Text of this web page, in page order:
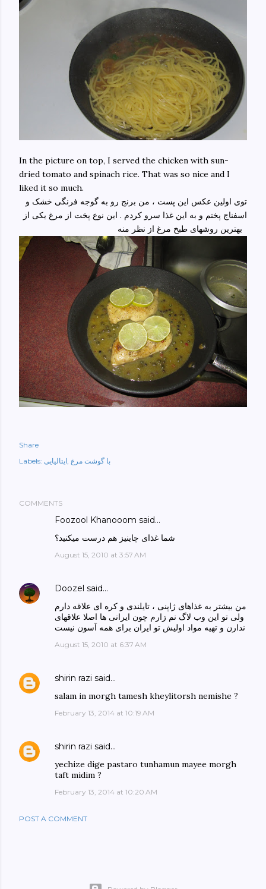
In the picture on top, I served the chicken with sun-
dried tomato and spinach rice. That was so nice and I
liked it so much.
توی اولین عکس این پست ، من برنج رو به گوجه فرنگی خشک و
اسفناج پختم و به این غذا سرو کردم . این نوع پخت از مرغ یکی از
Share
Labels: ایتالیایی با گوشت مرغ
COMMENTS
Foozool Khanooom said…
شما غذای چاینیز هم درست میکنید؟
August 15, 2010 at 3:57 AM
Doozel said…
من بیشتر به غذاهای ژاپنی ، تایلندی و کره ای علاقه دارم
ولی تو این وب لاگ نم زارم چون ایرانی ها اصلا علاقهای
ندارن و تهیه مواد اولیش تو ایران برای همه آسون نیست
August 15, 2010 at 6:37 AM
shirin razi said…
salam in morgh tamesh kheylitorsh nemishe ?
February 13, 2014 at 10:19 AM
shirin razi said…
yechize dige pastaro tunhamun mayee morgh
taft midim ?
February 13, 2014 at 10:20 AM
POST A COMMENT